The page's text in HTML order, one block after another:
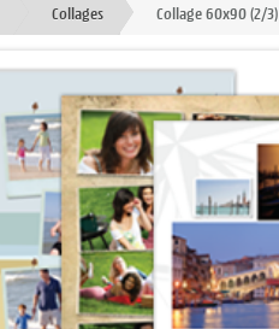
Collages Collage 60x90 (2/3)